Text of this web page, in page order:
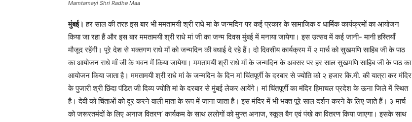
Mamtamayi Shri Radhe Maa
मुंबई। हर साल की तरह इस बार भी ममतामयी श्री राधे मां के जन्मदिन पर कई प्रकार के सामाजिक व धार्मिक कार्यक्रमों का आयोजन
किया जा रहा हैं और इस बार ममतामयी श्री राधे मां जी का जन्म दिवस मुंबई में मनाया जायेगा। इस उत्सव में कई जानी- मानी हस्तियाँ
मौजूद रहेंगी। पूरे देश से भक्तगण राधे माँ को जन्मदिन की बधाई दे रहे हैं। दो दिवसीय कार्यक्रम में २ मार्च को सुखमणि साहिब जी के पाठ
का आयोजन राधे माँ जी के भवन में किया जायेगा। ममतामयी श्री राधे माँ के जन्मदिन के अवसर पर हर साल सुखमणि साहिब जी के पाठ का
आयोजन किया जाता है। ममतामयी श्री राधे मां के जन्मदिन के दिन मां चिंतपूर्णी के दरबार से ज्योति को २ हजार कि.मी. की यात्रा कर मंदिर
के पुजारी श्री छिंदा पंडित जी दिव्य ज्योति मां के दरबार से मुंबई लेकर आयेंगे। मां चिंतपूर्णी का मंदिर हिमाचल प्रदेश के ऊना जिले में स्थित
है। देवी को चिंताओं को दूर करने वाली माता के रूप में जाना जाता है। इस मंदिर में भी भक्त पूरे साल दर्शन करने के लिए जाते हैं। ३ मार्च
को जरूरतमंदों के लिए अनाज वितरण’ कार्यकम के साथ ललोगों को मु़फ्त अनाज, स्कूल बैग एवं पंखे का वितरण किया जाएगा। इसके साथ